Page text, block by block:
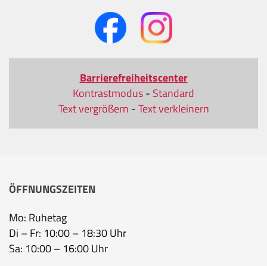
Barrierefreiheitscenter
Kontrastmodus- Standard
Text vergrößern -Text verkleinern
ÖFFNUNGSZEITEN
Mo: Ruhetag
Di – Fr: 10:00 – 18:30 Uhr
Sa: 10:00 – 16:00 Uhr